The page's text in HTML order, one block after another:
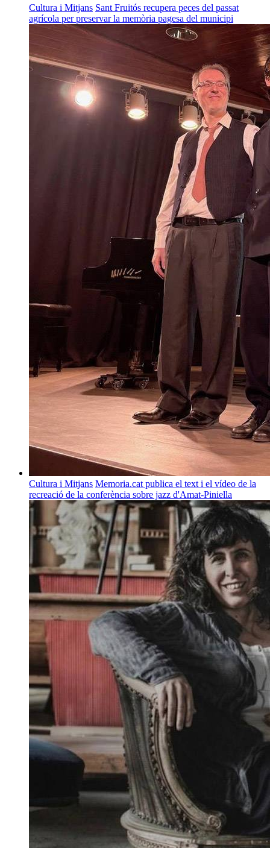
Cultura i Mitjans Sant Fruitós recupera peces del passat
agrícola per preservar la memòria pagesa del municipi
Cultura i Mitjans Memoria.cat publica el text i el vídeo de la
recreació de la conferència sobre jazz d'Amat-Piniella